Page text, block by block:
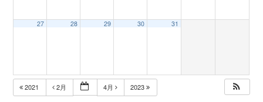
27 28 29 30 31
2021 2月 4月 2023